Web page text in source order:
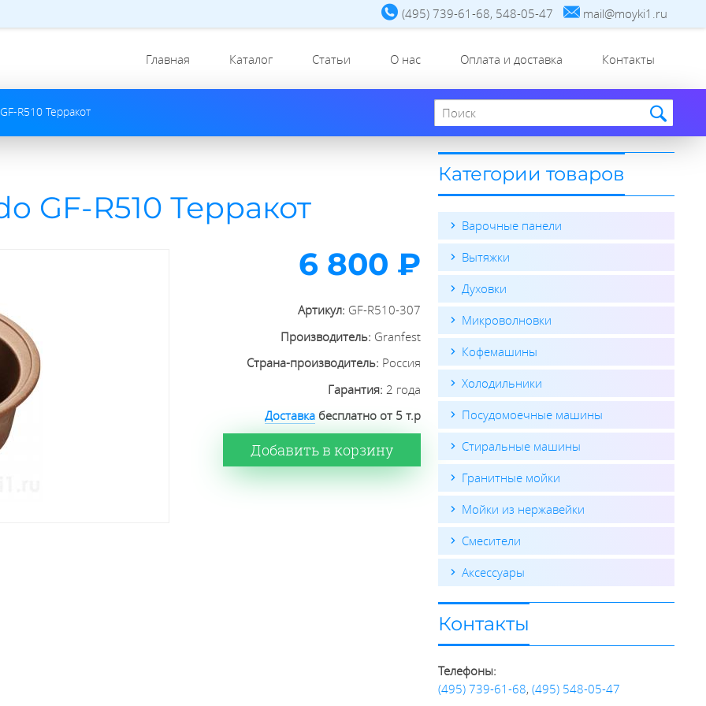
(495) 739-61-68, 548-05-47 mail@moyki1.ru
Главная Каталог Статьи О нас Оплата и доставка Контакты
R510 Терракот
Поиск по сайту
GF-R510 Терракот
6 800 ₽
Артикул: GF-R510-307
Производитель: Granfest
Страна-производитель: Россия
Гарантия: 2 года
Доставка бесплатно от 5 т.р
Добавить в корзину
Категории товаров
Варочные панели
Вытяжки
Духовки
Микроволновки
Кофемашины
Холодильники
Посудомоечные машины
Стиральные машины
Гранитные мойки
Мойки из нержавейки
Смесители
Аксессуары
Контакты
Телефоны:
(495) 739-61-68, (495) 548-05-47